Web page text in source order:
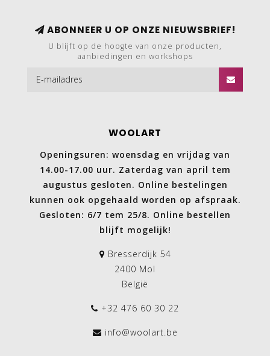
ABONNEER U OP ONZE NIEUWSBRIEF!
U blijft op de hoogte van onze producten,
aanbiedingen en workshops
WOOLART
Openingsuren: woensdag en vrijdag van
14.00-17.00 uur. Zaterdag van april tem
augustus gesloten. Online bestelingen
kunnen ook opgehaald worden op afspraak.
Gesloten: 6/7 tem 25/8. Online bestellen
blijft mogelijk!
Bresserdijk 54
2400 Mol
België
+32 476 60 30 22
info@woolart.be